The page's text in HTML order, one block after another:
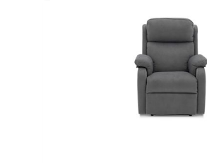
precio
original
precio
actual